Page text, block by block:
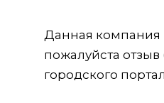
Данная компания
пожалуйста отзыв
городского